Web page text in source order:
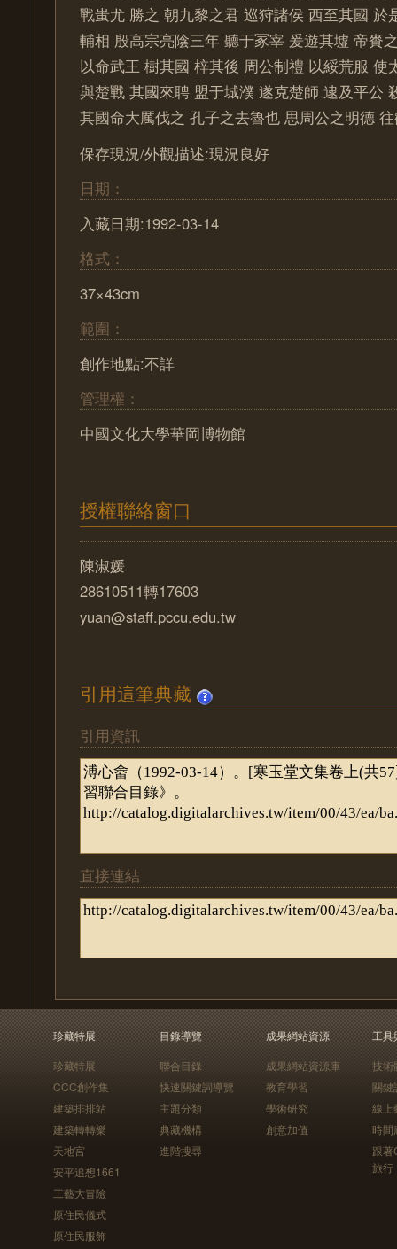
戰蚩尤 勝之 朝九黎之君 巡狩諸侯 西至其國 於
輔相 殷高宗亮陰三年 聽于冢宰 爰遊其墟 帝賚
以命武王 樹其國 梓其後 周公制禮 以綏荒服 使
與楚戰 其國來聘 盟于城濮 遂克楚師 逮及平公
其國命大厲伐之 孔子之去魯也 思周公之明德
保存現況/外觀描述:現況良好
日期：
入藏日期:1992-03-14
格式：
37×43cm
範圍：
創作地點:不詳
管理權：
中國文化大學華岡博物館
授權聯絡窗口
陳淑媛
28610511轉17603
yuan@staff.pccu.edu.tw
引用這筆典藏
引用資訊
直接連結
珍藏特展
珍藏特展
CCC創作集
建築排排站
建築轉轉樂
天地宮
安平追想1661
工藝大冒險
原住民儀式
原住民服飾
目錄導覽
聯合目錄
快速關鍵詞導覽
主題分類
典藏機構
進階搜尋
成果網站資源
成果網站資源庫
教育學習
學術研究
創意加值
工具
技術
關鍵
線上
時間
跟
旅行